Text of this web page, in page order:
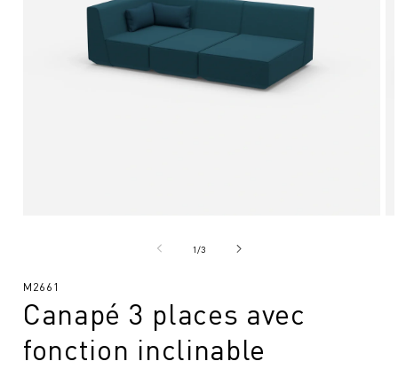
modal
1/de
3
SKU
:
M2661
Canapé 3 places avec
fonction inclinable